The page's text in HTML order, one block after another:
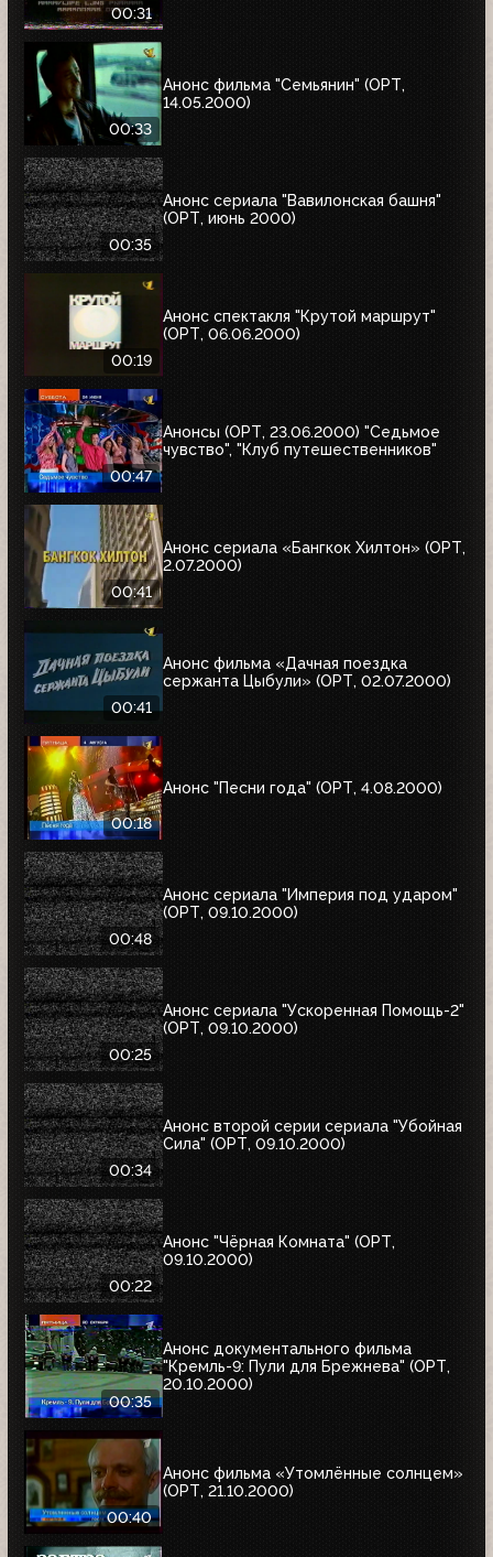
00:31
00:33
Анонс фильма "Семьянин" (ОРТ,
14.05.2000)
00:35
Анонс сериала "Вавилонская башня"
(ОРТ, июнь 2000)
00:19
Анонс спектакля "Крутой маршрут"
(ОРТ, 06.06.2000)
00:47
Анонсы (ОРТ, 23.06.2000) "Седьмое
чувство", "Клуб путешественников"
00:41
Анонс сериала «Бангкок Хилтон» (ОРТ,
2.07.2000)
00:41
Анонс фильма «Дачная поездка
сержанта Цыбули» (ОРТ, 02.07.2000)
00:18
Анонс "Песни года" (ОРТ, 4.08.2000)
00:48
Анонс сериала "Империя под ударом"
(ОРТ, 09.10.2000)
00:25
Анонс сериала "Ускоренная Помощь-2"
(ОРТ, 09.10.2000)
00:34
Анонс второй серии сериала "Убойная
Сила" (ОРТ, 09.10.2000)
00:22
Анонс "Чёрная Комната" (ОРТ,
09.10.2000)
00:35
Анонс документального фильма
"Кремль-9: Пули для Брежнева" (ОРТ,
20.10.2000)
00:40
Анонс фильма «Утомлённые солнцем»
(ОРТ, 21.10.2000)